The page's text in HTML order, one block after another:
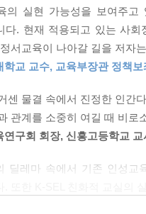
교육과정 운영 예시
역량 중심 과정 평가
할 짚어보기
촉진자부터 모델까지
회정서 6대 핵심역량
육과 참여 전략
의 실현 가능성을 보여주
다. 현재 적용되고 있는 사
서교육이 나아갈 길을 저자
학교 교수, 교육부장관 정책보
센 물결 속에서 진정한 인간
관계를 소중히 여길 때 비
연구회 회장, 신흥고등학교 교
딜레마 속에서 기존 인성